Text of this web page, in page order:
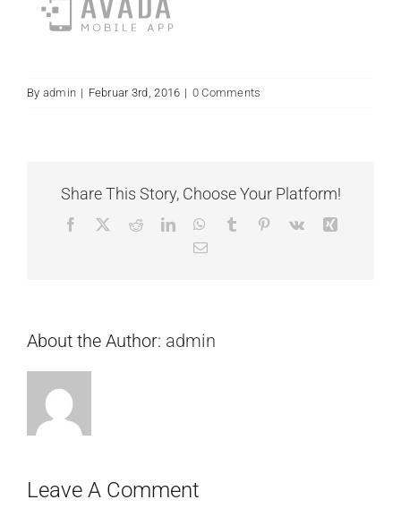
KONTAKT
By admin | Februar 3rd, 2016 | 0 Comments
Share This Story, Choose Your Platform!
Facebook RedditLinkedInWhatsApp
Tumblr Pinterest
Vk
Xing
Email
About the Author: admin
Leave A Comment